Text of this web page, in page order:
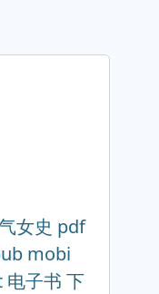
女史 pdf
mobi
电子书 下